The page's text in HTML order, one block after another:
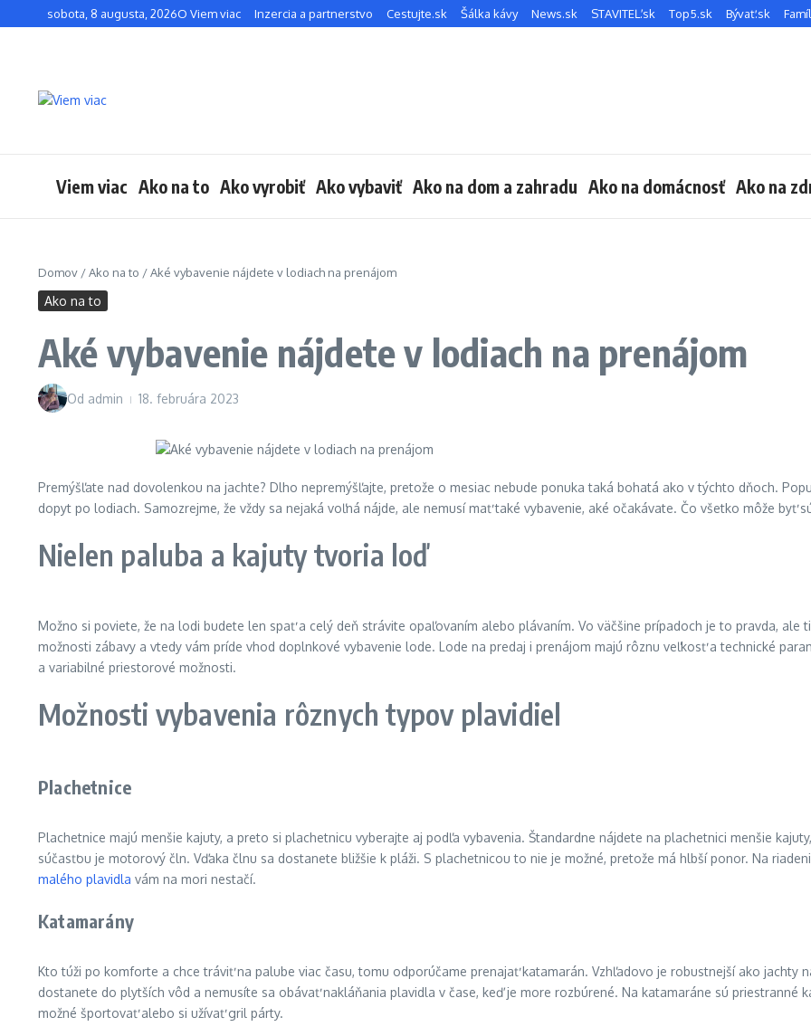
Preskočiť na obsah
sobota, 8 augusta, 2026O Viem viac Inzercia a partnerstvo Cestujte.sk Šálka kávy News.sk STAVITEĽ.sk Top5.sk Bývať.sk
Viem viac Ako na to Ako vyrobiť Ako vybaviť Ako na dom a zahradu Ako na domácnosť Ako na
Domov /Ako na to /Aké vybavenie nájdete v lodiach na prenájom
Ako na to
Aké vybavenie nájdete v lodiach na prenájom
Od admin 18. februára 2023
Premýšľate nad dovolenkou na jachte? Dlho nepremýšľajte, pretože o mesiac nebude ponuka taká bohatá ako v týchto dňoch.
dopyt po lodiach. Samozrejme, že vždy sa nejaká voľná nájde, ale nemusí mať také vybavenie, aké očakávate. Čo všetko môže byť
Nielen paluba a kajuty tvoria loď
Možno si poviete, že na lodi budete len spať a celý deň strávite opaľovaním alebo plávaním. Vo väčšine prípadoch je to pravda,
možnosti zábavy a vtedy vám príde vhod doplnkové vybavenie lode. Lode na predaj i prenájom majú rôznu veľkosť a technické
a variabilné priestorové možnosti.
Možnosti vybavenia rôznych typov plavidiel
Plachetnice
Plachetnice majú menšie kajuty, a preto si plachetnicu vyberajte aj podľa vybavenia. Štandardne nájdete na plachetnici menšie
súčasťou je motorový čln. Vďaka člnu sa dostanete bližšie k pláži. S plachetnicou to nie je možné, pretože má hlbší ponor. Na
malého plavidla vám na mori nestačí.
Katamarány
Kto túži po komforte a chce tráviť na palube viac času, tomu odporúčame prenajať katamarán. Vzhľadovo je robustnejší ako jachty
dostanete do plytších vôd a nemusíte sa obávať nakláňania plavidla v čase, keď je more rozbúrené. Na katamaráne sú priestranné
možné športovať alebo si užívať gril párty.